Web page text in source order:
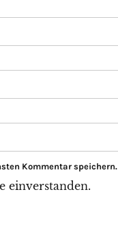
Kommentar speichern.
einverstanden.